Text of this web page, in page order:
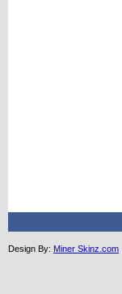
Design By: Miner Skinz.com